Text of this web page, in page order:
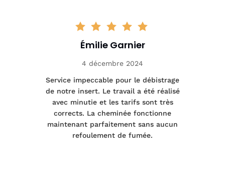
Émilie Garnier
4 décembre 2024
Service impeccable pour le débistrage
de notre insert. Le travail a été réalisé
avec minutie et les tarifs sont très
corrects. La cheminée fonctionne
maintenant parfaitement sans aucun
refoulement de fumée.